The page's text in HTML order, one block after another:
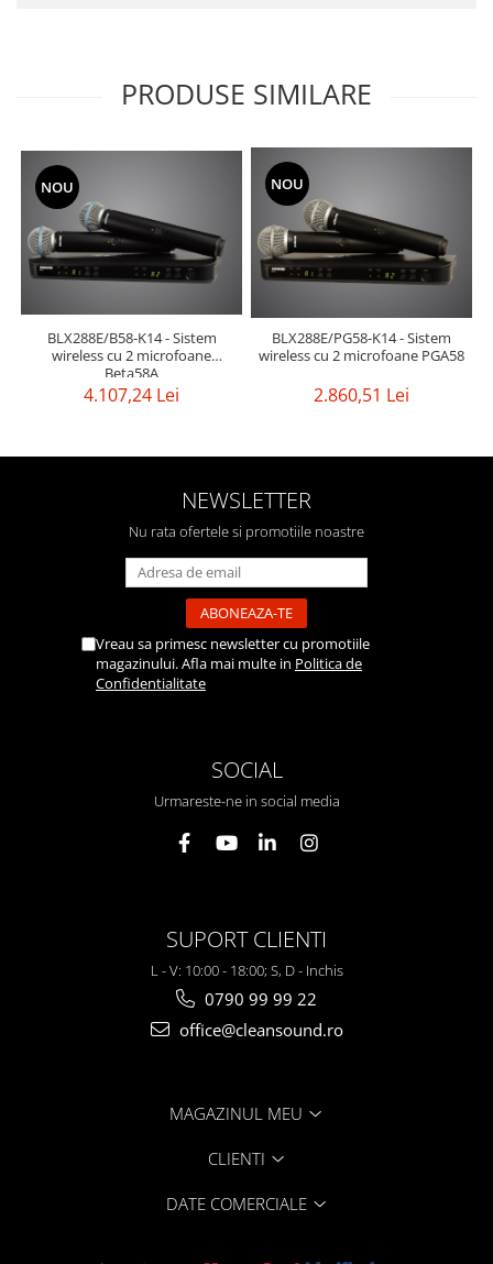
PRODUSE SIMILARE
NOU
BLX288E/B58-K14 - Sistem
wireless cu 2 microfoane
Beta58A
4.107,24 Lei
NOU
BLX288E/PG58-K14 - Sistem
wireless cu 2 microfoane PGA58
2.860,51 Lei
NEWSLETTER
Nu rata ofertele si promotiile noastre
Vreau sa primesc newsletter cu promotiile
magazinului. Afla mai multe in Politica de
Confidentialitate
SOCIAL
Urmareste-ne in social media
SUPORT CLIENTI
L - V: 10:00 - 18:00; S, D - Inchis
0790 99 99 22
office@cleansound.ro
MAGAZINUL MEU
CLIENTI
DATE COMERCIALE